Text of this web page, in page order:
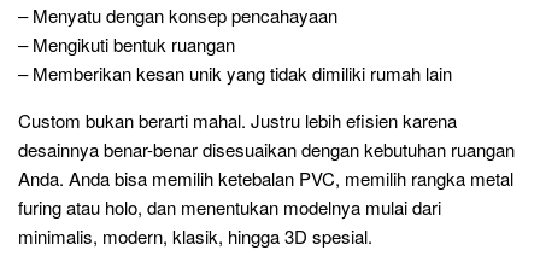
– Menyatu dengan konsep pencahayaan
– Mengikuti bentuk ruangan
– Memberikan kesan unik yang tidak dimiliki rumah lain
Custom bukan berarti mahal. Justru lebih efisien karena
desainnya benar-benar disesuaikan dengan kebutuhan ruangan
Anda. Anda bisa memilih ketebalan PVC, memilih rangka metal
furing atau holo, dan menentukan modelnya mulai dari
minimalis, modern, klasik, hingga 3D spesial.